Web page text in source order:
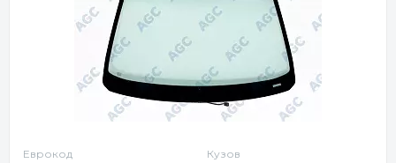
Еврокод Кузов